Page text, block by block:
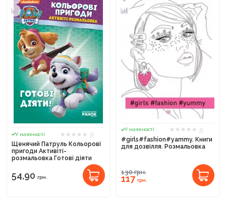
У наявності
0
Щенячий Патруль Кольорові
пригоди Активіті-
розмальовка Готові діяти
54,90 грн.
У наявності
0
#girls#fashion#yammy. Книги
для дозвілля. Розмальовка
130грн.
117грн.